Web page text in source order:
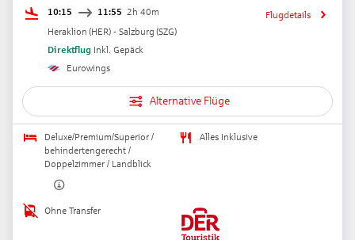
10:15 11:55 2h 40m
Heraklion (HER) - Salzburg (SZG)
Direktflug Inkl. Gepäck
Eurowings
Flugdetails
Alternative Flüge
Deluxe/Premium/Superior /
behindertengerecht /
Doppelzimmer / Landblick
Alles Inklusive
Ohne Transfer